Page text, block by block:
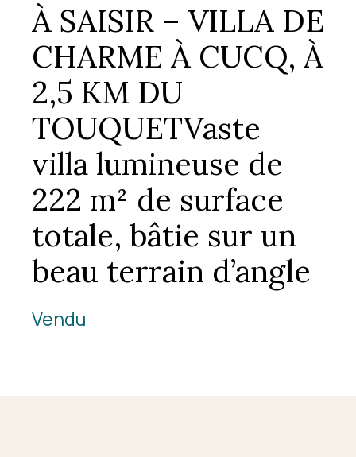
À SAISIR – VILLA DE
CHARME À CUCQ, À
2,5 KM DU
TOUQUETVaste
villa lumineuse de
222 m² de surface
totale, bâtie sur un
beau terrain d’angle
Vendu